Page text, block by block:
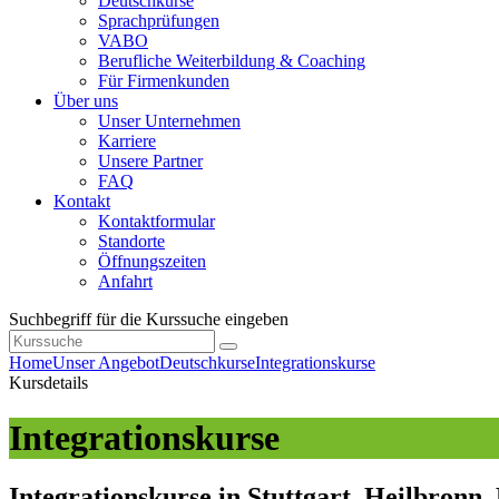
Sprachprüfungen
VABO
Berufliche Weiterbildung & Coaching
Für Firmenkunden
Über uns
Unser Unternehmen
Karriere
Unsere Partner
FAQ
Kontakt
Kontaktformular
Standorte
Öffnungszeiten
Anfahrt
Suchbegriff für die Kurssuche eingeben
HomeUnser AngebotDeutschkurseIntegrationskurse
Kursdetails
Integrationskurse